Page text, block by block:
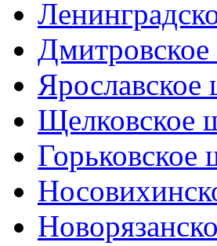
Ярославское
Щелковское
Горьковское